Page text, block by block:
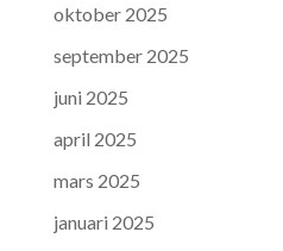
oktober 2025
september 2025
juni 2025
april 2025
mars 2025
januari 2025